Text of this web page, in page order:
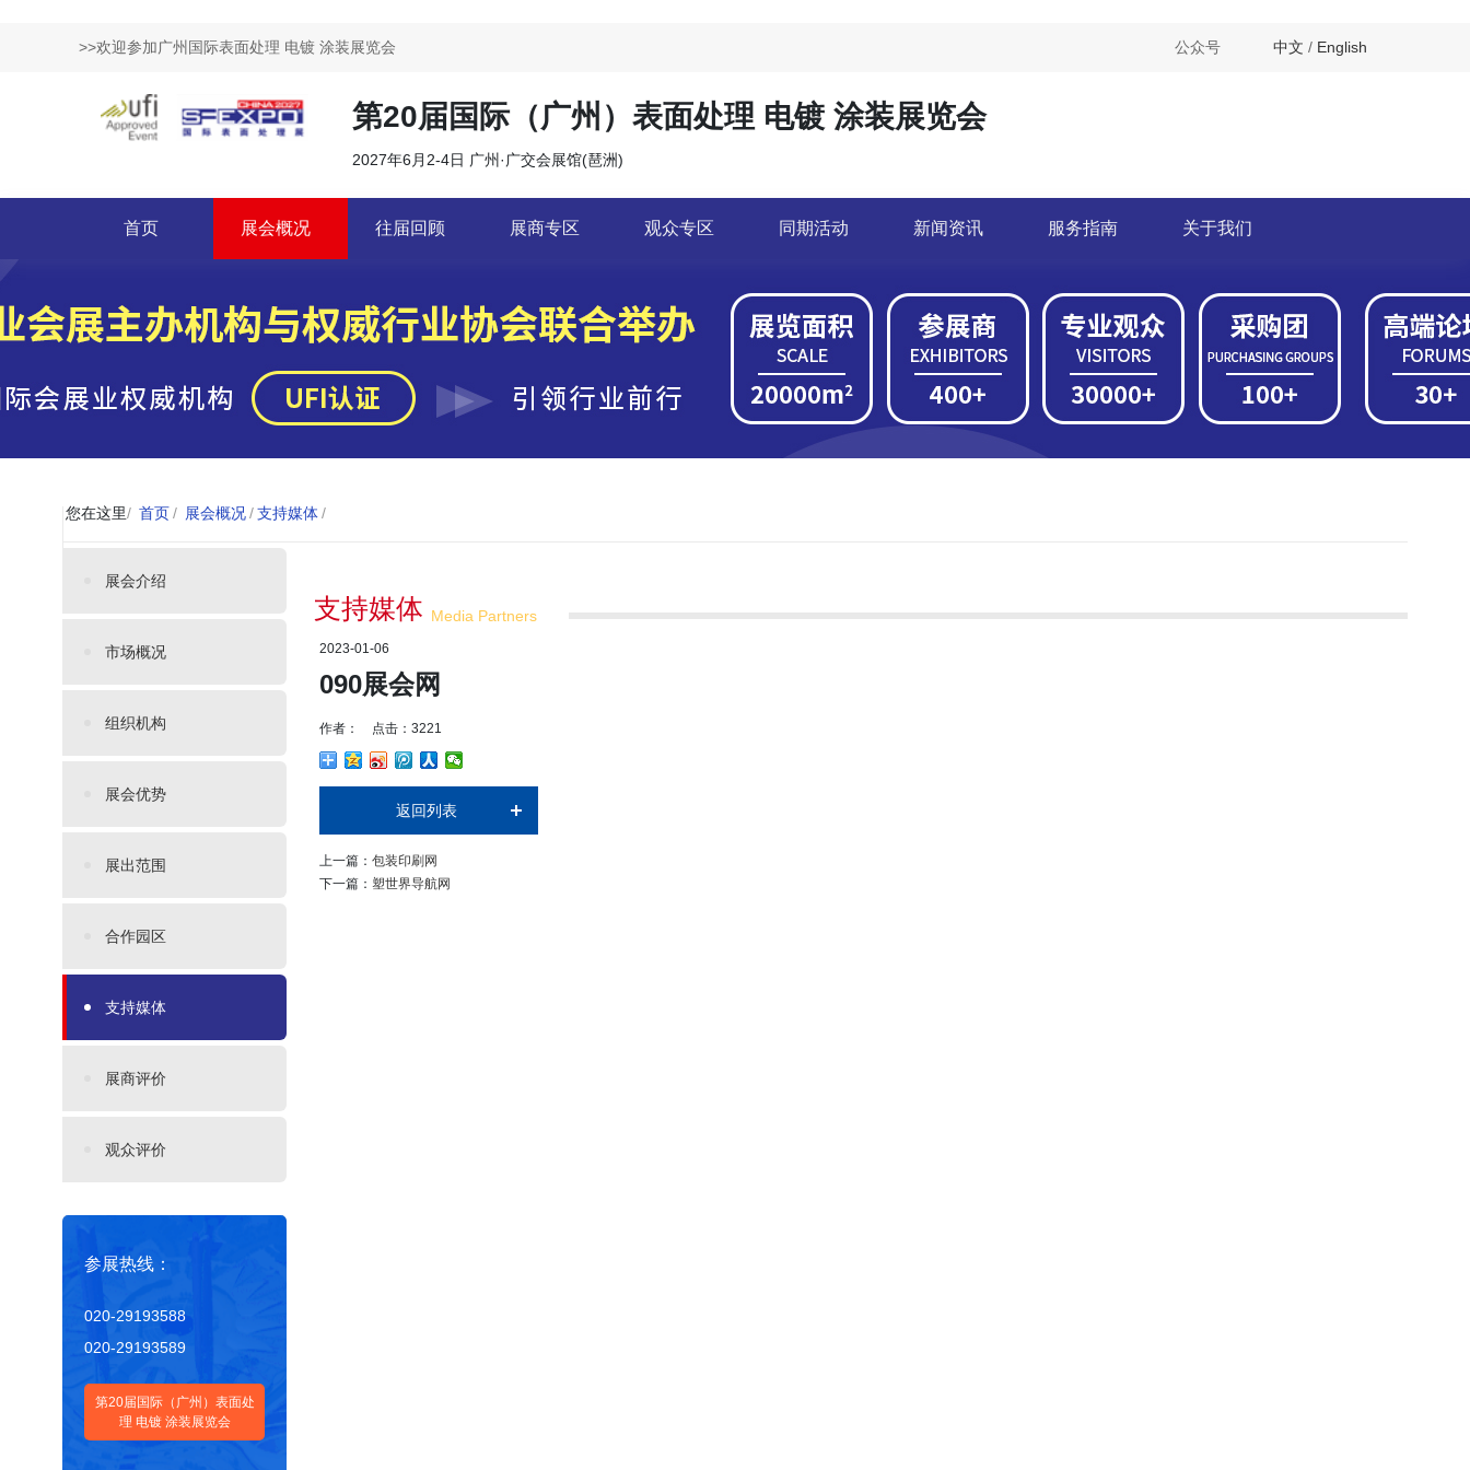
>>欢迎参加广州国际表面处理 电镀 涂装展览会 公众号 中文 / English
第20届国际（广州）表面处理 电镀 涂装展览会
2027年6月2-4日 广州·广交会展馆(琶洲)
首页 展会概况 往届回顾 展商专区 观众专区 同期活动 新闻资讯 服务指南 关于我们
您在这里/ 首页/ 展会概况/支持媒体/
展会介绍
市场概况
组织机构
展会优势
展出范围
合作园区
支持媒体
展商评价
观众评价
参展热线：
020-29193588
020-29193589
第20届国际（广州）表面处
理 电镀 涂装展览会
支持媒体 Media Partners
2023-01-06
090展会网
作者： 点击：3221
返回列表
上一篇： 包装印刷网
下一篇： 塑世界导航网